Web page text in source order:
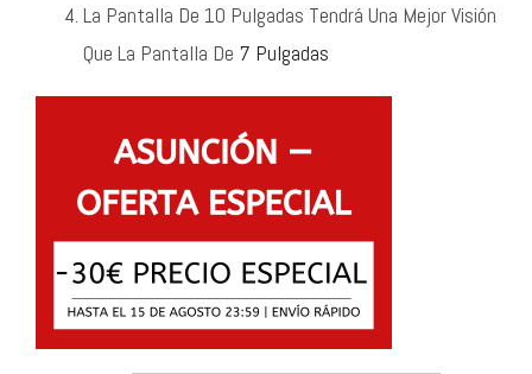
La Pantalla De 10 Pulgadas Tendrá Una Mejor Visión
Que La Pantalla De 7 Pulgadas